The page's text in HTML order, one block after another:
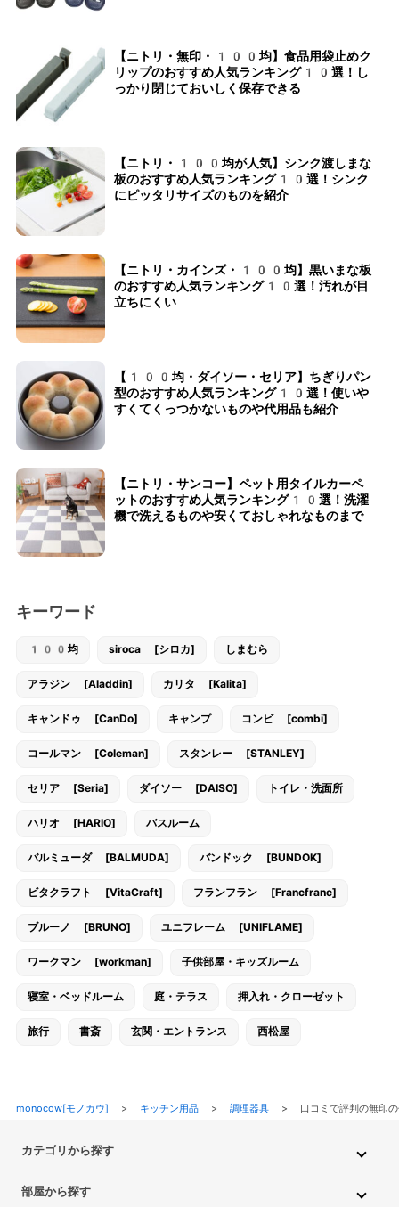
【ニトリ・無印・100均】食品用袋止めク
リップのおすすめ人気ランキング10選！し
っかり閉じておいしく保存できる
【ニトリ・100均が人気】シンク渡しまな
板のおすすめ人気ランキング10選！シンク
にピッタリサイズのものを紹介
【ニトリ・カインズ・100均】黒いまな板
のおすすめ人気ランキング10選！汚れが目
立ちにくい
【100均・ダイソー・セリア】ちぎりパン
型のおすすめ人気ランキング10選！使いや
すくてくっつかないものや代用品も紹介
【ニトリ・サンコー】ペット用タイルカーペ
ットのおすすめ人気ランキング10選！洗濯
機で洗えるものや安くておしゃれなものまで
キーワード
100均 siroca [シロカ] しまむら
アラジン [Aladdin] カリタ [Kalita]
キャンドゥ [CanDo] キャンプ コンビ [combi]
コールマン [Coleman] スタンレー [STANLEY]
セリア [Seria] ダイソー [DAISO] トイレ・洗面所
ハリオ [HARIO] バスルーム
バルミューダ [BALMUDA] バンドック [BUNDOK]
ビタクラフト [VitaCraft] フランフラン [Francfranc]
ブルーノ [BRUNO] ユニフレーム [UNIFLAME]
ワークマン [workman] 子供部屋・キッズルーム
寝室・ベッドルーム 庭・テラス 押入れ・クローゼット
旅行 書斎 玄関・エントランス 西松屋
monocow[モノカウ] > キッチン用品> 調理器具> 口コミで評判の無
カテゴリから探す
部屋から探す